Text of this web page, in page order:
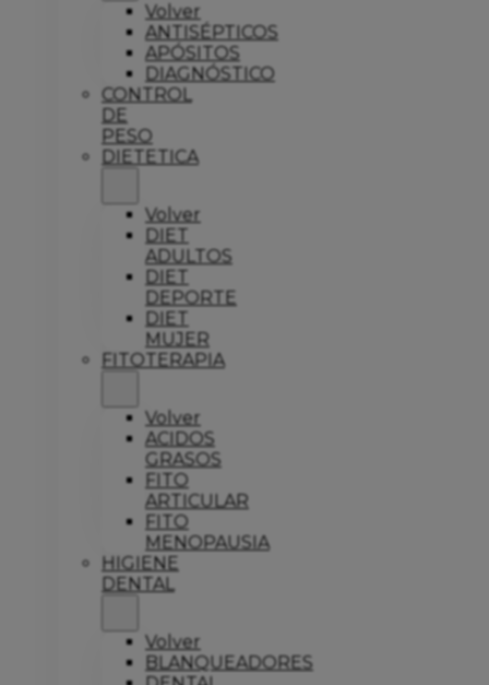
Volver
ANTISÉPTICOS
APÓSITOS
DIAGNÓSTICO
CONTROL
DE
PESO
DIETETICA
Volver
DIET
ADULTOS
DIET
DEPORTE
DIET
MUJER
FITOTERAPIA
Volver
ACIDOS
GRASOS
FITO
ARTICULAR
FITO
MENOPAUSIA
HIGIENE
DENTAL
Volver
BLANQUEADORES